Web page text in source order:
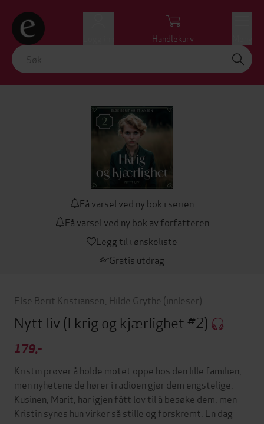
Handlekurv
Få varsel ved ny bok i serien
Få varsel ved ny bok av forfatteren
Legg til i ønskeliste
Gratis utdrag
Else Berit Kristiansen Hilde Grythe (innleser)
Nytt liv (I krig og kjærlighet #2)
179,-
Kristin prøver å holde motet oppe hos den lille familien,
men nyhetene de hører i radioen gjør dem engstelige.
Kusinen, Marit, har igjen fått lov til å besøke dem, men
Kristin synes hun virker så stille og forskremt. En dag